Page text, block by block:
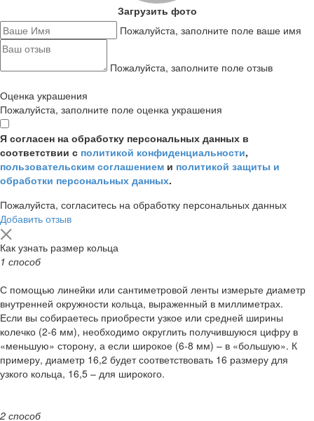
Загрузить фото
Пожалуйста, заполните поле ваше имя
Пожалуйста, заполните поле отзыв
Оценка украшения
Пожалуйста, заполните поле оценка украшения
Я согласен на обработку персональных данных в
соответствии с политикой конфиденциальности,
пользовательским соглашением и политикой защиты и
обработки персональных данных.
Пожалуйста, согласитесь на обработку персональных данных
Добавить отзыв
Как узнать размер кольца
1 способ
С помощью линейки или сантиметровой ленты измерьте диаметр
внутренней окружности кольца, выраженный в миллиметрах.
Если вы собираетесь приобрести узкое или средней ширины
колечко (2-6 мм), необходимо округлить получившуюся цифру в
«меньшую» сторону, а если широкое (6-8 мм) – в «большую». К
примеру, диаметр 16,2 будет соответствовать 16 размеру для
узкого кольца, 16,5 – для широкого.
2 способ